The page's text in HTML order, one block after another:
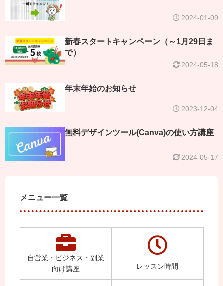
2024-01-09
新春スタートキャンペーン（～1月29日ま
で）
2024-05-18
年末年始のお知らせ
2023-12-04
無料デザインツール(Canva)の使い方講座
2024-05-17
メニュー一覧
自営業・ビジネス・副業
向け講座
レッスン時間